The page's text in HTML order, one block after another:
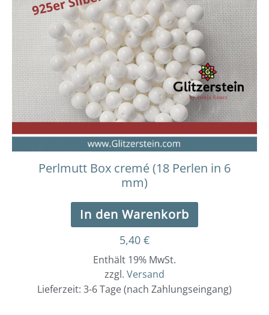
Perlmutt Box cremé (18 Perlen in 6
mm)
In den Warenkorb
5,40 €
Enthält 19% MwSt.
zzgl. Versand
Lieferzeit: 3-6 Tage (nach Zahlungseingang)